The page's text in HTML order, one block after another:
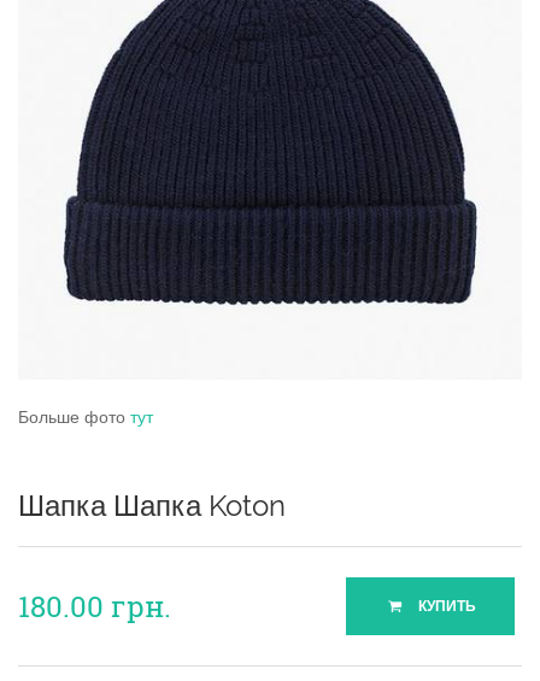
Больше фото тут
Шапка Шапка Koton
180.00 грн. КУПИТЬ